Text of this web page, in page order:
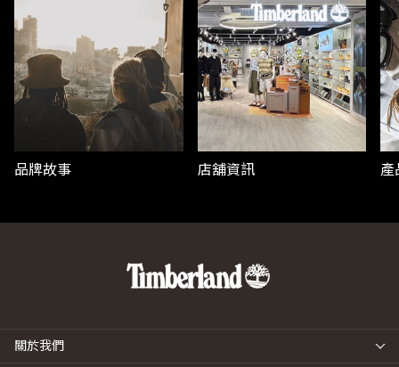
品牌故事 店舖資訊 產
關於我們